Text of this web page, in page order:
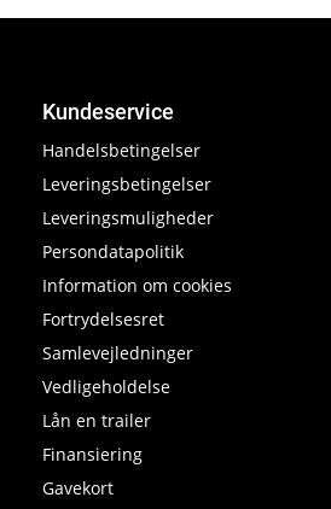
Kundeservice
Handelsbetingelser
Leveringsbetingelser
Leveringsmuligheder
Persondatapolitik
Information om cookies
Fortrydelsesret
Samlevejledninger
Vedligeholdelse
Lån en trailer
Finansiering
Gavekort